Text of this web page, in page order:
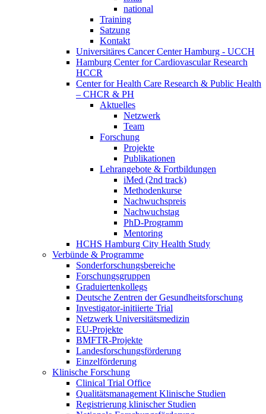
national
Training
Satzung
Kontakt
Universitäres Cancer Center Hamburg - UCCH
Hamburg Center for Cardiovascular Research
HCCR
Center for Health Care Research & Public Health
– CHCR & PH
Aktuelles
Netzwerk
Team
Forschung
Projekte
Publikationen
Lehrangebote & Fortbildungen
iMed (2nd track)
Methodenkurse
Nachwuchspreis
Nachwuchstag
PhD-Programm
Mentoring
HCHS Hamburg City Health Study
Verbünde & Programme
Sonderforschungsbereiche
Forschungsgruppen
Graduiertenkollegs
Deutsche Zentren der Gesundheitsforschung
Investigator-initiierte Trial
Netzwerk Universitätsmedizin
EU-Projekte
BMFTR-Projekte
Landesforschungsförderung
Einzelförderung
Klinische Forschung
Clinical Trial Office
Qualitätsmanagement Klinische Studien
Registrierung klinischer Studien